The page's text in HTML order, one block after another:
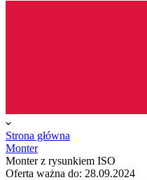
Strona główna
Monter
Monter z rysunkiem ISO
Oferta ważna do: 28.09.2024